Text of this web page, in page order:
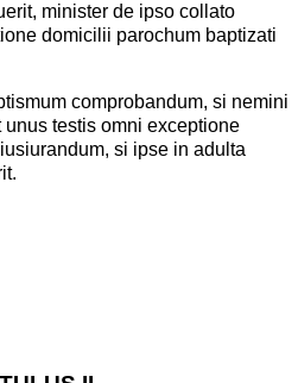
minister de ipso collato
domicilii parochum baptizati
comprobandum, si nemini
testis omni exceptione
si ipse in adulta